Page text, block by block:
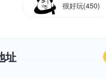
很好玩(450)
址